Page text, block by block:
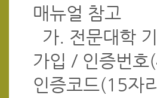
매뉴얼 참고
가. 전문대학
가입 / 인증번
인증코드(15자